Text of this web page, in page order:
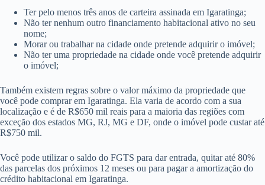
Ter pelo menos três anos de carteira assinada em Igaratinga;
Não ter nenhum outro financiamento habitacional ativo no seu
nome;
Morar ou trabalhar na cidade onde pretende adquirir o imóvel;
Não ter uma propriedade na cidade onde você pretende adquirir
o imóvel;
Também existem regras sobre o valor máximo da propriedade que
você pode comprar em Igaratinga. Ela varia de acordo com a sua
localização e é de R$650 mil reais para a maioria das regiões com
exceção dos estados MG, RJ, MG e DF, onde o imóvel pode custar até
R$750 mil.
Você pode utilizar o saldo do FGTS para dar entrada, quitar até 80%
das parcelas dos próximos 12 meses ou para pagar a amortização do
crédito habitacional em Igaratinga.